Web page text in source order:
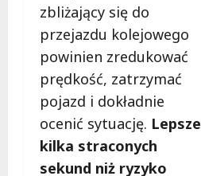
zbliżający się do
przejazdu kolejowego
powinien zredukować
prędkość, zatrzymać
pojazd i dokładnie
ocenić sytuację. Lepsze
kilka straconych
sekund niż ryzyko